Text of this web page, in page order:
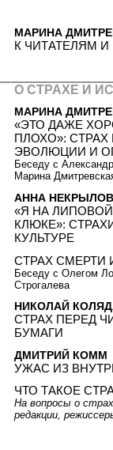
МАРИНА
К ЧИТАТЕЛЯМ И
О СТРАХЕ И
МАРИНА
«ЭТО ДАЖЕ
ПЛОХО»: СТРАХ
ЭВОЛЮЦИИ И
Беседу с
Марина
АННА
«Я НА
КЛЮКЕ»:
КУЛЬТУРЕ
СТРАХ СМЕРТИ
Беседу с Олегом
Строгалева
НИКОЛАЙ
СТРАХ ПЕРЕД
БУМАГИ
ДМИТРИЙ КОММ
УЖАС ИЗ
ЧТО ТАКОЕ
На вопросы о
редакции,